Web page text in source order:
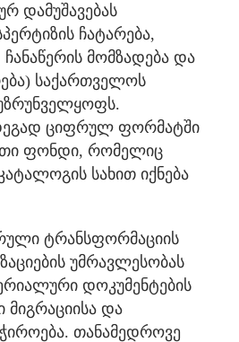
დამუშავებას
ჩატარება,
მომზადება და
საქართველოს
ციფრულ ფორმატში
ფონდი, რომელიც
სახით იქნება
ტრანსფორმაციის
უმრავლესობას
დოკუმენტების
და
თანამედროვე